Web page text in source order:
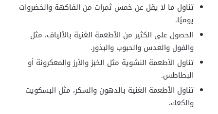
تناول ما لا يقل عن خمس ثمرات من الفاكهة والخضروات
يوميًا.
الحصول على الكثير من الأطعمة الغنية بالألياف، مثل
والفول والعدس والحبوب والبذور.
تناول الأطعمة النشوية مثل الخبز والأرز والمعكرونة أو
البطاطس.
تناول الأطعمة الغنية بالدهون والسكر، مثل البسكويت
والكعك.